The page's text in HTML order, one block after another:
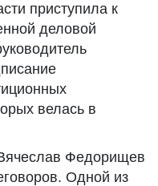
приступила к
деловой
велась в
Федорищев
Одной из